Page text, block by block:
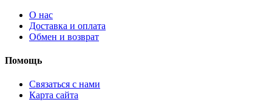
О нас
Доставка и оплата
Обмен и возврат
Помощь
Связаться с нами
Карта сайта